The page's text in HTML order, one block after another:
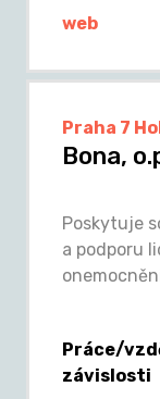
web
Praha 7
Bona,
Poskytuje
a podporu
Práce/
závislosti